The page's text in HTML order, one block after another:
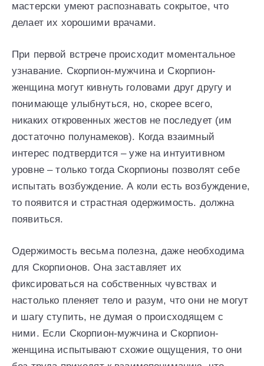
мастерски умеют распознавать сокрытое, что
делает их хорошими врачами.
При первой встрече происходит моментальное
узнавание. Скорпион-мужчина и Скорпион-
женщина могут кивнуть головами друг другу и
понимающе улыбнуться, но, скорее всего,
никаких откровенных жестов не последует (им
достаточно полунамеков). Когда взаимный
интерес подтвердится – уже на интуитивном
уровне – только тогда Скорпионы позволят себе
испытать возбуждение. А коли есть возбуждение,
то появится и страстная одержимость. должна
появиться.
Одержимость весьма полезна, даже необходима
для Скорпионов. Она заставляет их
фиксироваться на собственных чувствах и
настолько пленяет тело и разум, что они не могут
и шагу ступить, не думая о происходящем с
ними. Если Скорпион-мужчина и Скорпион-
женщина испытывают схожие ощущения, то они